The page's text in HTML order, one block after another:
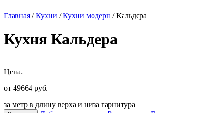
Главная /Кухни /Кухни модерн / Кальдера
Кухня Кальдера
Цена:
от 49664 руб.
за метр в длину верха и низа гарнитура